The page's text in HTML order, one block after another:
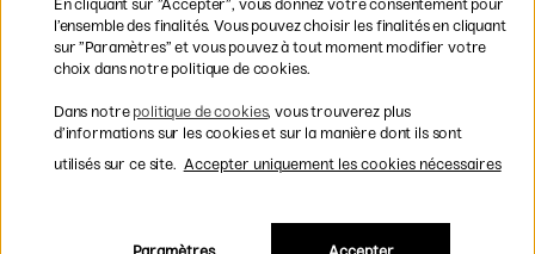
volumineux.
Les modes de paiement
En cliquant sur ”Accepter”, vous donnez votre consentement pour
l’ensemble des finalités. Vous pouvez choisir les finalités en cliquant
sur ”Paramètres” et vous pouvez à tout moment modifier votre
choix dans notre politique de cookies.
Dans notre politique de cookies, vous trouverez plus
d’informations sur les cookies et sur la manière dont ils sont
utilisés sur ce site. Accepter uniquement les cookies nécessaires